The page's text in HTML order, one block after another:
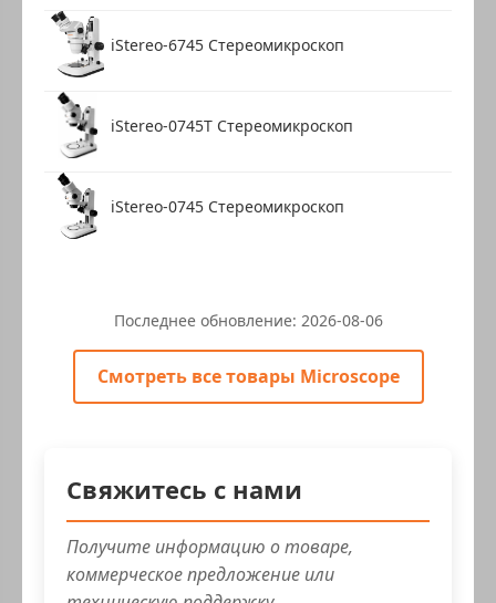
iStereo-6745 Стереомикроскоп
iStereo-0745T Стереомикроскоп
iStereo-0745 Стереомикроскоп
Последнее обновление: 2026-08-06
Смотреть все товары Microscope
Свяжитесь с нами
Получите информацию о товаре,
коммерческое предложение или